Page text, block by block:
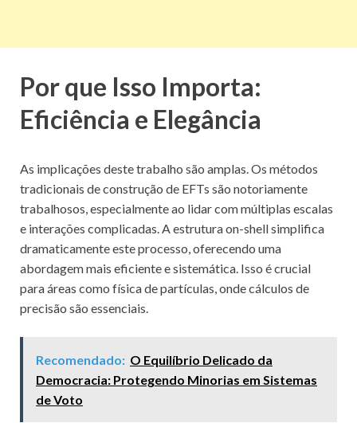
Por que Isso Importa:
Eficiência e Elegância
As implicações deste trabalho são amplas. Os métodos
tradicionais de construção de EFTs são notoriamente
trabalhosos, especialmente ao lidar com múltiplas escalas
e interações complicadas. A estrutura on-shell simplifica
dramaticamente este processo, oferecendo uma
abordagem mais eficiente e sistemática. Isso é crucial
para áreas como física de partículas, onde cálculos de
precisão são essenciais.
Recomendado: O Equilíbrio Delicado da
Democracia: Protegendo Minorias em Sistemas
de Voto